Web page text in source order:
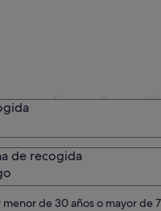
de
de recogida
de 30 años o mayor de